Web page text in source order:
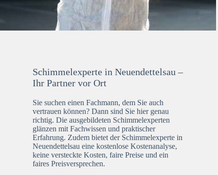
Schimmelexperte in Neuendettelsau –
Ihr Partner vor Ort
Sie suchen einen Fachmann, dem Sie auch
vertrauen können? Dann sind Sie hier genau
richtig. Die ausgebildeten Schimmelexperten
glänzen mit Fachwissen und praktischer
Erfahrung. Zudem bietet der Schimmelexperte in
Neuendettelsau eine kostenlose Kostenanalyse,
keine versteckte Kosten, faire Preise und ein
faires Preisversprechen.